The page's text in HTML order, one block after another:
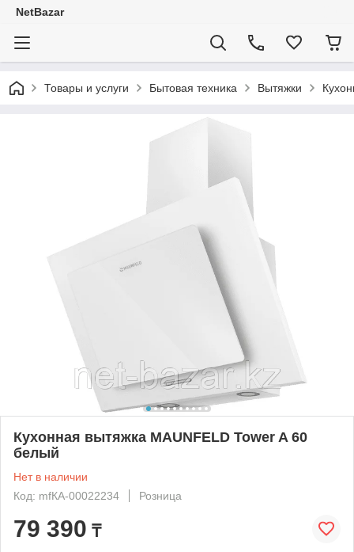
NetBazar
Товары и услуги Бытовая техника Вытяжки
Кухонная вытяжка MAUNFELD Tower A 60
белый
Нет в наличии
Код: mfКА-00022234
Розница
79 390 ₸